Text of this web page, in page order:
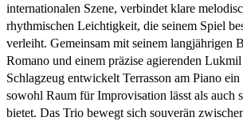
internationalen Szene, verbindet klare
rhythmischen Leichtigkeit, die seinem Spiel
verleiht. Gemeinsam mit seinem langjährigen
Romano und einem präzise agierenden Lukmil
Schlagzeug entwickelt Terrasson am Piano
sowohl Raum für Improvisation lässt als auch
bietet. Das Trio bewegt sich souverän